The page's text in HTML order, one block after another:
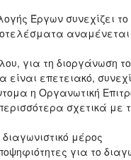
Έργων συνεχίζει
αναμένεται
για τη διοργάνωση
είναι επετειακό,
η Οργανωτική
σχετικά με
μέρος
για το